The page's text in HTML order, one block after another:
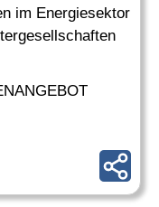
im Energiesektor